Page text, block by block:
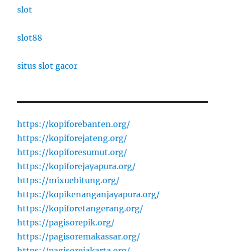
slot
slot88
situs slot gacor
https://kopiforebanten.org/
https://kopiforejateng.org/
https://kopiforesumut.org/
https://kopiforejayapura.org/
https://mixuebitung.org/
https://kopikenanganjayapura.org/
https://kopiforetangerang.org/
https://pagisorepik.org/
https://pagisoremakassar.org/